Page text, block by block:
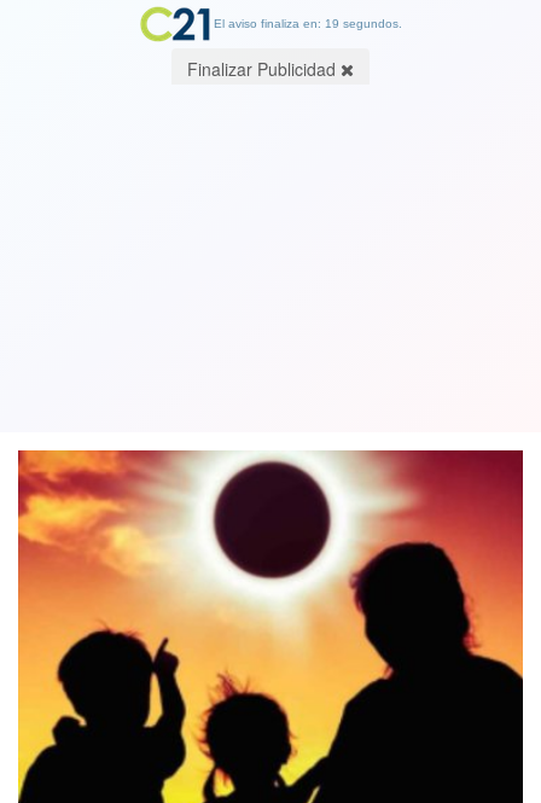
El aviso finaliza en: 19 segundos.
Finalizar Publicidad